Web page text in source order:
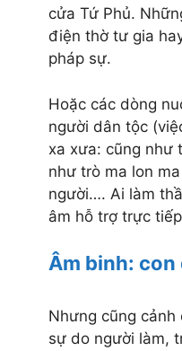
cửa Tứ Phủ.
điện thờ tư gia
pháp sự.
Hoặc các dòng
người dân tộc
xa xưa: cũng như
như trò ma lon
người…. Ai làm
âm hỗ trợ trực
Âm binh: con
Nhưng cũng cảnh
sự do người làm,